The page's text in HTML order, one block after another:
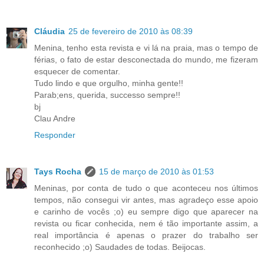
Cláudia 25 de fevereiro de 2010 às 08:39
Menina, tenho esta revista e vi lá na praia, mas o tempo de
férias, o fato de estar desconectada do mundo, me fizeram
esquecer de comentar.
Tudo lindo e que orgulho, minha gente!!
Parab;ens, querida, successo sempre!!
bj
Clau Andre
Responder
Tays Rocha
15 de março de 2010 às 01:53
Meninas, por conta de tudo o que aconteceu nos últimos
tempos, não consegui vir antes, mas agradeço esse apoio
e carinho de vocês ;o) eu sempre digo que aparecer na
revista ou ficar conhecida, nem é tão importante assim, a
real importância é apenas o prazer do trabalho ser
reconhecido ;o) Saudades de todas. Beijocas.